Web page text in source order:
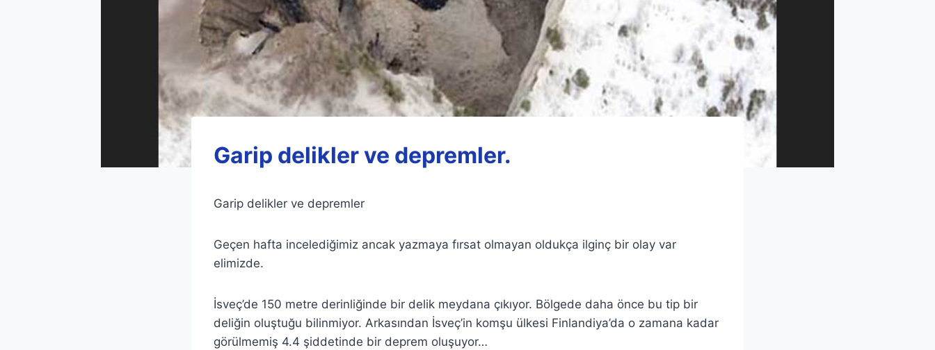
Garip delikler ve depremler.
Garip delikler ve depremler
Geçen hafta incelediğimiz ancak yazmaya fırsat olmayan oldukça ilginç bir olay var
elimizde.
İsveç’de 150 metre derinliğinde bir delik meydana çıkıyor. Bölgede daha önce bu tip bir
deliğin oluştuğu bilinmiyor. Arkasından İsveç’in komşu ülkesi Finlandiya’da o zamana kadar
görülmemiş 4.4 şiddetinde bir deprem oluşuyor…